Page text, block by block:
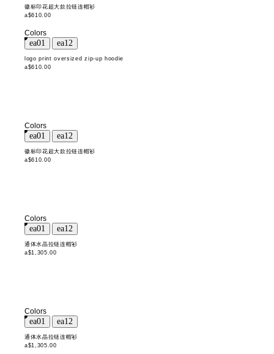
徽标印花超大款拉链连帽衫
a$610.00
Colors
logo print oversized zip-up hoodie
a$610.00
Colors
徽标印花超大款拉链连帽衫
a$610.00
Colors
通体水晶拉链连帽衫
a$1,305.00
Colors
通体水晶拉链连帽衫
a$1,305.00